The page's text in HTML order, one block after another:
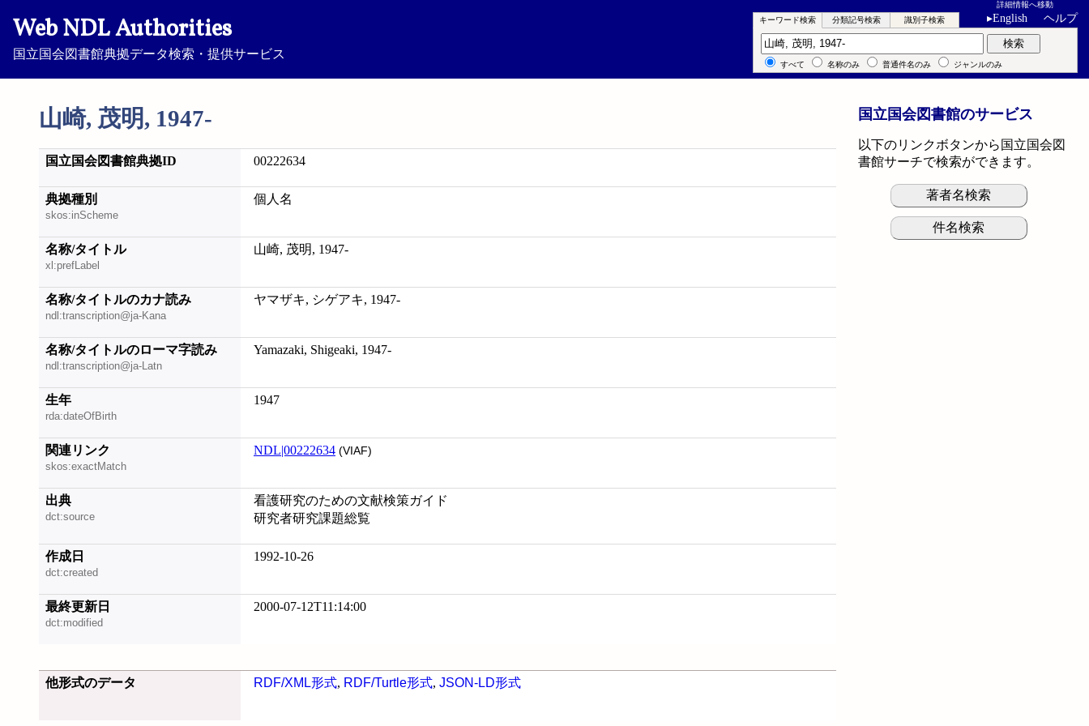
Web NDL Authorities
国立国会図書館典拠データ検索・提供サービス
詳細情報へ移動
▸English ヘルプ
山崎, 茂明, 1947-
キーワード検索 分類記号検索 識別子検索
キーワード検索 検索
すべて 名称のみ 普通件名のみ ジャンルのみ
国立国会図書館典拠ID 00222634
典拠種別
skos:inScheme
個人名
名称/タイトル
xl:prefLabel
山崎, 茂明, 1947-
名称/タイトルのカナ読み
ndl:transcription@ja-Kana
ヤマザキ, シゲアキ, 1947-
名称/タイトルのローマ字読み
ndl:transcription@ja-Latn
Yamazaki, Shigeaki, 1947-
生年
rda:dateOfBirth
1947
関連リンク
skos:exactMatch
NDL|00222634 (VIAF)
出典
dct:source
看護研究のための文献検策ガイド
研究者研究課題総覧
作成日
dct:created
1992-10-26
最終更新日
dct:modified
2000-07-12T11:14:00
他形式のデータ RDF/XML形式, RDF/Turtle形式, JSON-LD形式
国立国会図書館のサービス
以下のリンクボタンから国立国会図
書館サーチで検索ができます。
著者名検索
件名検索